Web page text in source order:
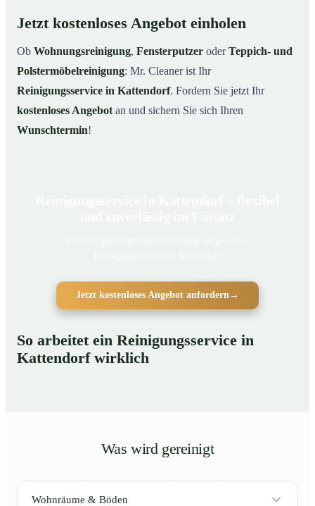
Jetzt kostenloses Angebot einholen
Ob Wohnungsreinigung, Fensterputzer oderTeppich- und
Polstermöbelreinigung: Mr. Cleaner ist Ihr
Reinigungsservice in Kattendorf. Fordern Sie jetzt Ihr
kostenloses Angebot an und sichern Sie sich Ihren
Wunschtermin!
Jetzt kostenloses Angebot anfordern→
So arbeitet ein Reinigungsservice in
Kattendorf wirklich
Was wird gereinigt
Wohnräume & Böden